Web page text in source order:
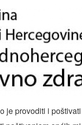
je provoditi i